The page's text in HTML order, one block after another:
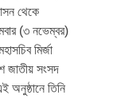
থেকে
(৩ নভেম্বর)
মির্জা
সংসদ
অনুষ্ঠানে তিনি